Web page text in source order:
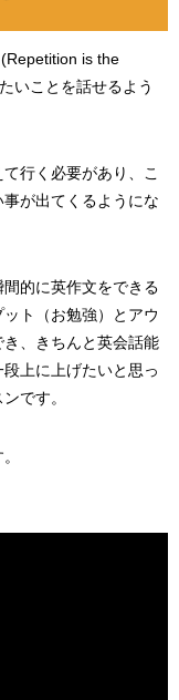
(Repetition is the
いことを話せるよう
行く必要があり、こ
が出てくるようにな
的に英作文をできる
ト（お勉強）とアウ
き、きちんと英会話能
上に上げたいと思っ
です。